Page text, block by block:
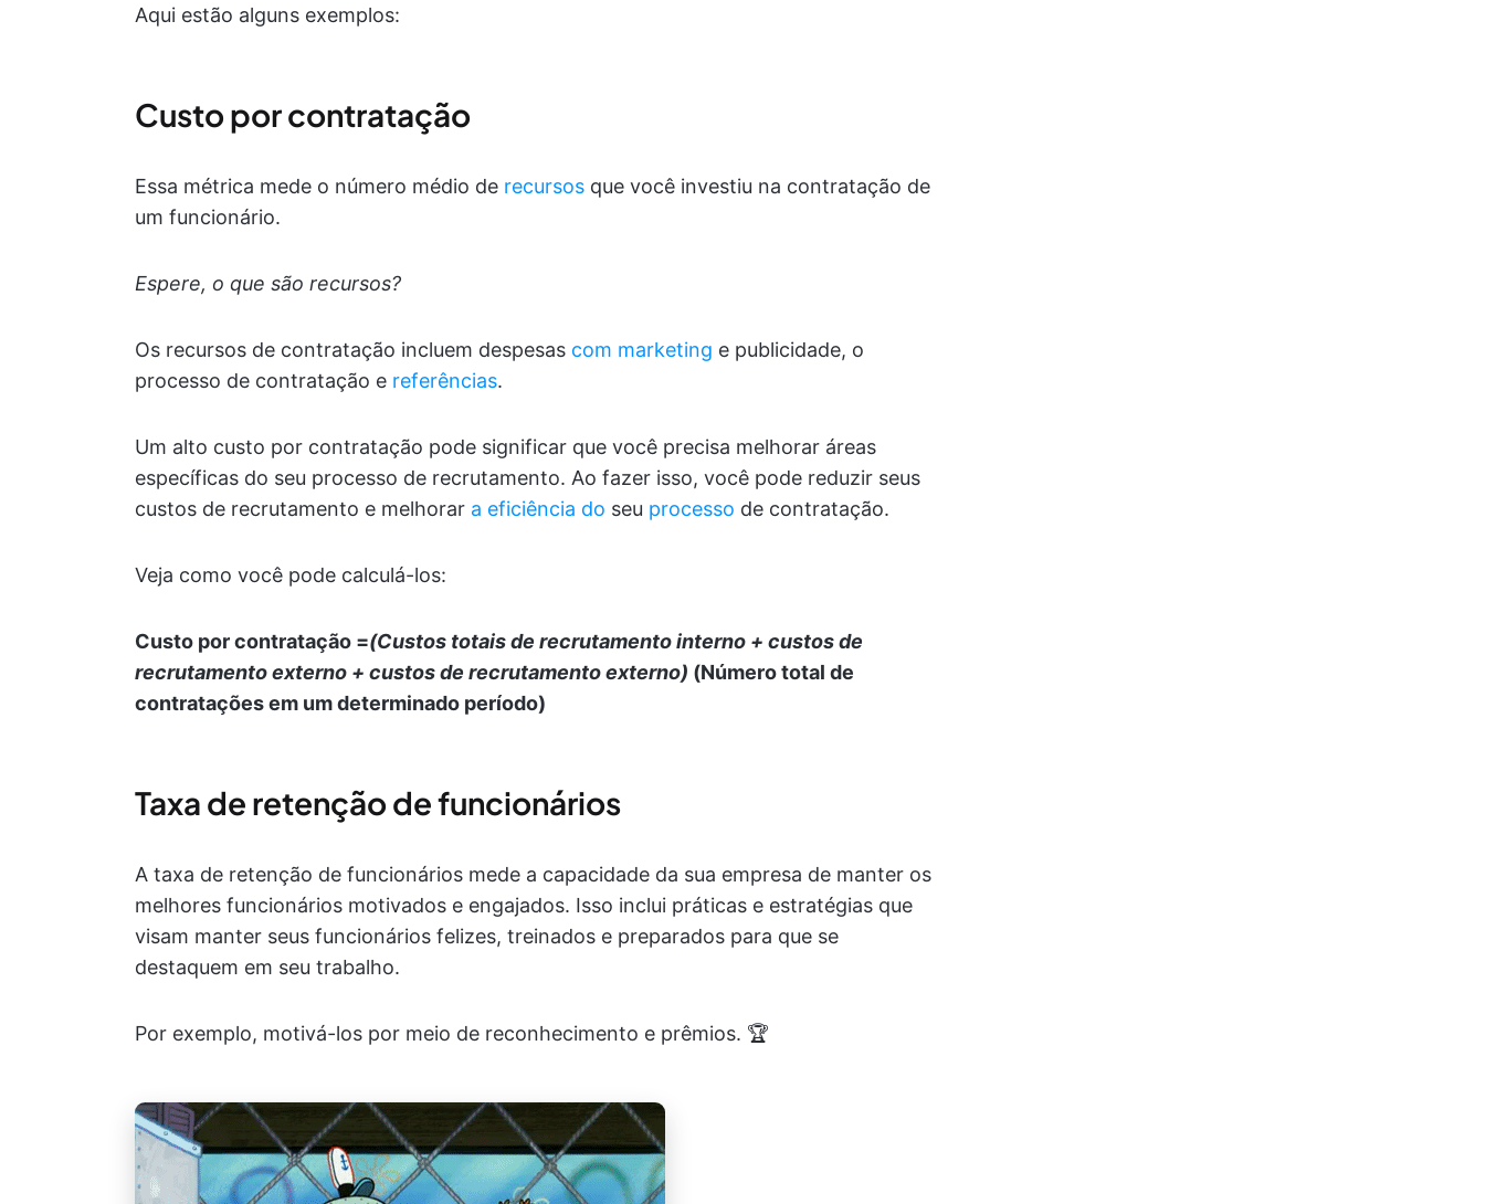
Aqui estão alguns exemplos:
Custo por contratação
Essa métrica mede o número médio de recursos que você investiu na contratação de
um funcionário.
Espere, o que são recursos?
Os recursos de contratação incluem despesas com marketing e publicidade, o
processo de contratação e referências.
Um alto custo por contratação pode significar que você precisa melhorar áreas
específicas do seu processo de recrutamento. Ao fazer isso, você pode reduzir seus
custos de recrutamento e melhorar a eficiência do seu processo de contratação.
Veja como você pode calculá-los:
Custo por contratação =(Custos totais de recrutamento interno + custos de
recrutamento externo + custos de recrutamento externo) (Número total de
contratações em um determinado período)
Taxa de retenção de funcionários
A taxa de retenção de funcionários mede a capacidade da sua empresa de manter os
melhores funcionários motivados e engajados. Isso inclui práticas e estratégias que
visam manter seus funcionários felizes, treinados e preparados para que se
destaquem em seu trabalho.
Por exemplo, motivá-los por meio de reconhecimento e prêmios. 🏆